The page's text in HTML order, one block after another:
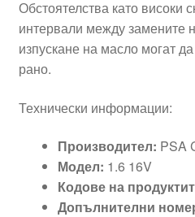
Обстоятелства като високи
интервали между замените
изпускане на масло могат
рано.
Технически информации:
Производител: PSA
Модел: 1.6 16V
Кодове на
Допълнителни